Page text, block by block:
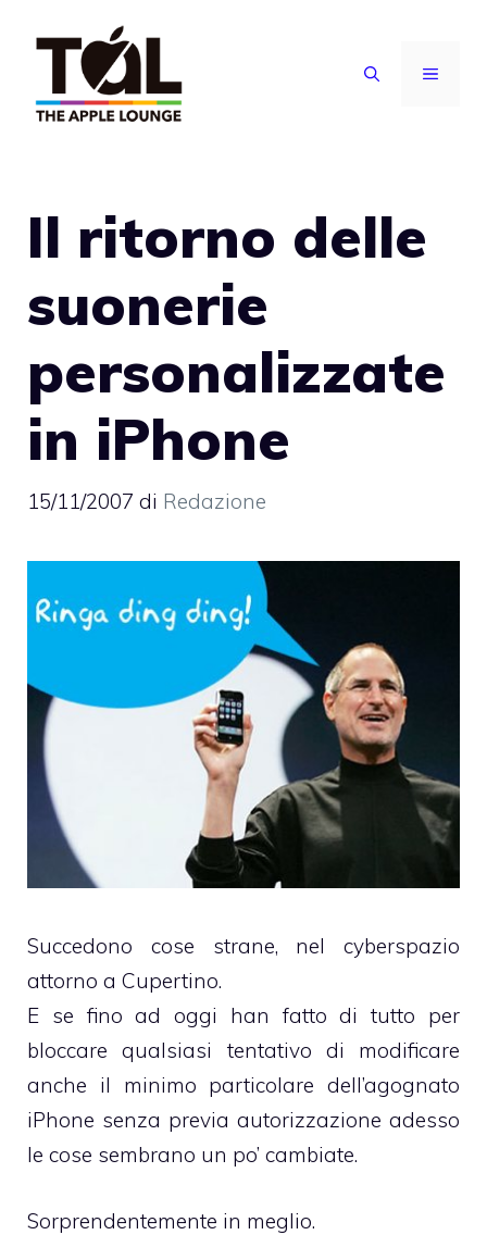
contenuto
MENU
Il ritorno delle
suonerie
personalizzate
in iPhone
15/11/2007 di Redazione
Succedono cose strane, nel cyberspazio
attorno a Cupertino.
E se fino ad oggi han fatto di tutto per
bloccare qualsiasi tentativo di modificare
anche il minimo particolare dell’agognato
iPhone senza previa autorizzazione adesso
le cose sembrano un po’ cambiate.
Sorprendentemente in meglio.